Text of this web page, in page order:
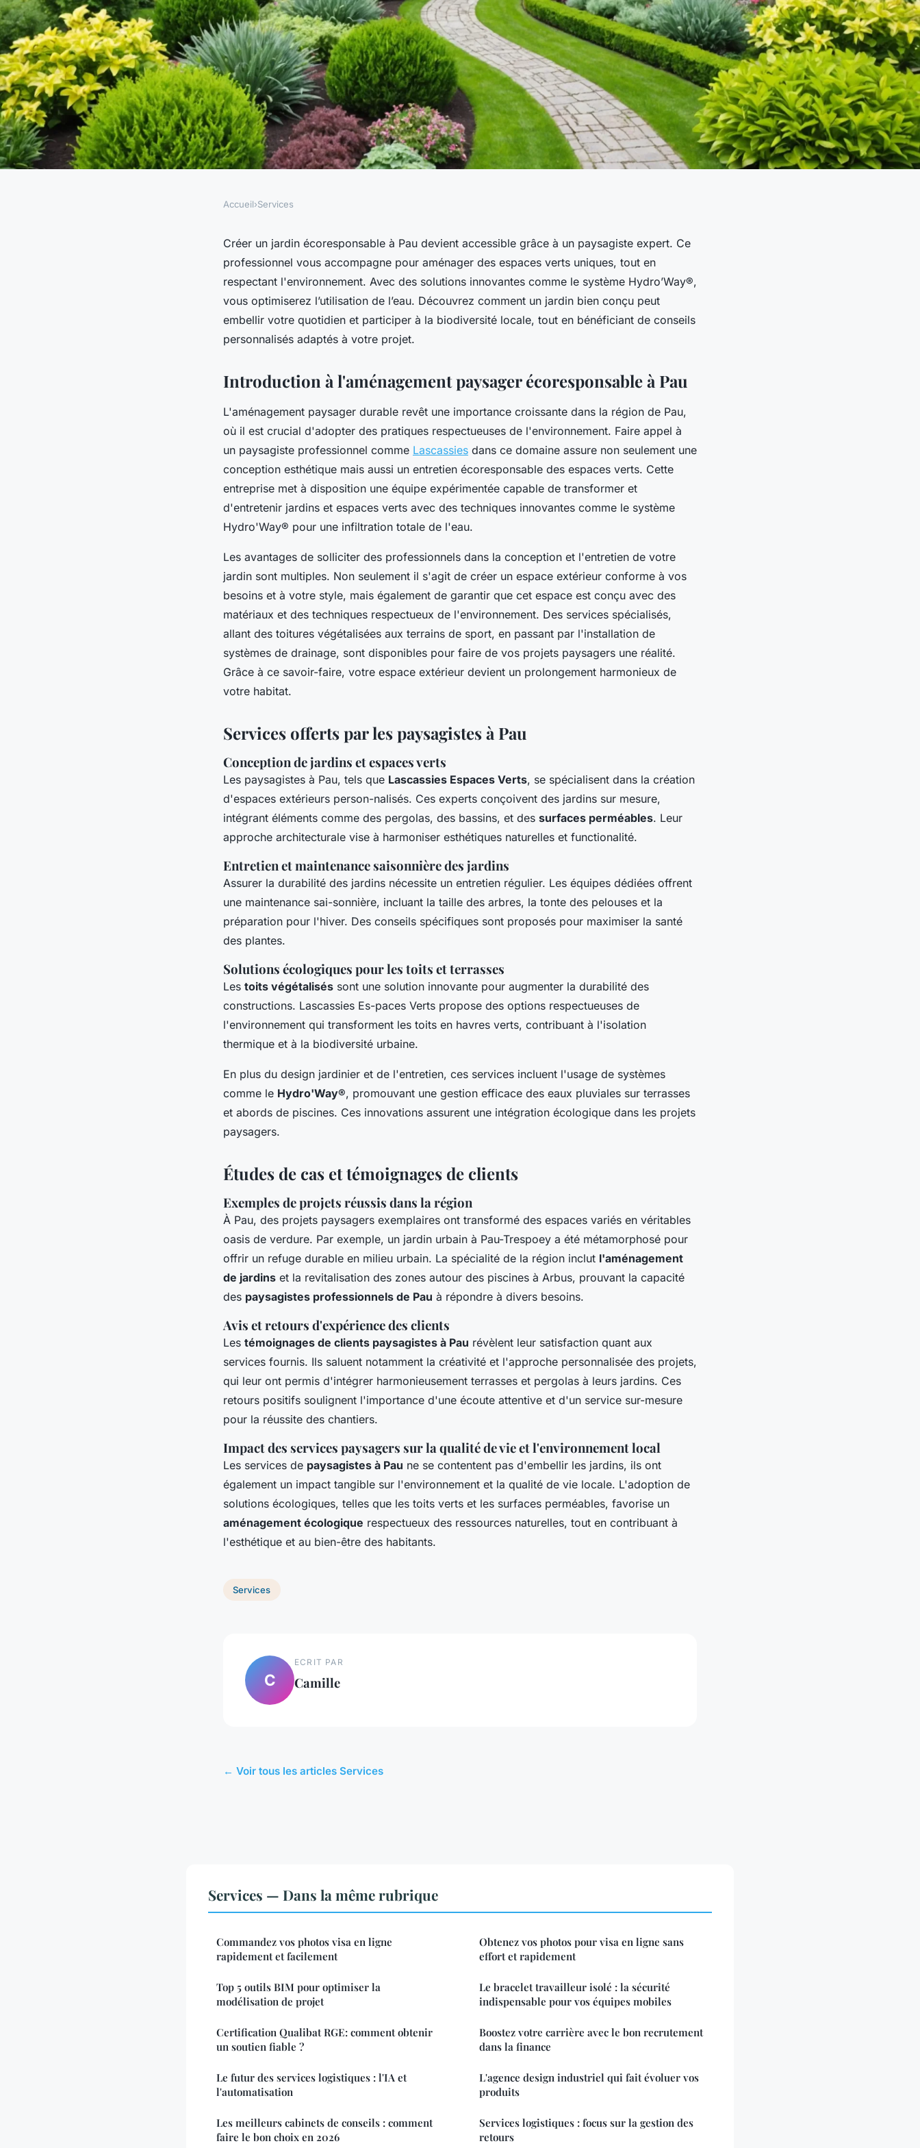
Votre jardin écoresponsable avec un
paysagiste à pau
Accueil›Services
Créer un jardin écoresponsable à Pau devient accessible grâce à un paysagiste expert. Ce
professionnel vous accompagne pour aménager des espaces verts uniques, tout en
respectant l'environnement. Avec des solutions innovantes comme le système Hydro’Way®,
vous optimiserez l’utilisation de l’eau. Découvrez comment un jardin bien conçu peut
embellir votre quotidien et participer à la biodiversité locale, tout en bénéficiant de conseils
personnalisés adaptés à votre projet.
Introduction à l'aménagement paysager écoresponsable à Pau
L'aménagement paysager durable revêt une importance croissante dans la région de Pau,
où il est crucial d'adopter des pratiques respectueuses de l'environnement. Faire appel à
un paysagiste professionnel comme Lascassies dans ce domaine assure non seulement une
conception esthétique mais aussi un entretien écoresponsable des espaces verts. Cette
entreprise met à disposition une équipe expérimentée capable de transformer et
d'entretenir jardins et espaces verts avec des techniques innovantes comme le système
Hydro'Way® pour une infiltration totale de l'eau.
Les avantages de solliciter des professionnels dans la conception et l'entretien de votre
jardin sont multiples. Non seulement il s'agit de créer un espace extérieur conforme à vos
besoins et à votre style, mais également de garantir que cet espace est conçu avec des
matériaux et des techniques respectueux de l'environnement. Des services spécialisés,
allant des toitures végétalisées aux terrains de sport, en passant par l'installation de
systèmes de drainage, sont disponibles pour faire de vos projets paysagers une réalité.
Grâce à ce savoir-faire, votre espace extérieur devient un prolongement harmonieux de
votre habitat.
Services offerts par les paysagistes à Pau
Conception de jardins et espaces verts
Les paysagistes à Pau, tels que Lascassies Espaces Verts, se spécialisent dans la création
d'espaces extérieurs person-nalisés. Ces experts conçoivent des jardins sur mesure,
intégrant éléments comme des pergolas, des bassins, et des surfaces perméables. Leur
approche architecturale vise à harmoniser esthétiques naturelles et functionalité.
Entretien et maintenance saisonnière des jardins
Assurer la durabilité des jardins nécessite un entretien régulier. Les équipes dédiées offrent
une maintenance sai-sonnière, incluant la taille des arbres, la tonte des pelouses et la
préparation pour l'hiver. Des conseils spécifiques sont proposés pour maximiser la santé
des plantes.
Solutions écologiques pour les toits et terrasses
Les toits végétalisés sont une solution innovante pour augmenter la durabilité des
constructions. Lascassies Es-paces Verts propose des options respectueuses de
l'environnement qui transforment les toits en havres verts, contribuant à l'isolation
thermique et à la biodiversité urbaine.
En plus du design jardinier et de l'entretien, ces services incluent l'usage de systèmes
comme le Hydro'Way®, promouvant une gestion efficace des eaux pluviales sur terrasses
et abords de piscines. Ces innovations assurent une intégration écologique dans les projets
paysagers.
Études de cas et témoignages de clients
Exemples de projets réussis dans la région
À Pau, des projets paysagers exemplaires ont transformé des espaces variés en véritables
oasis de verdure. Par exemple, un jardin urbain à Pau-Trespoey a été métamorphosé pour
offrir un refuge durable en milieu urbain. La spécialité de la région inclut l'aménagement
de jardins et la revitalisation des zones autour des piscines à Arbus, prouvant la capacité
des paysagistes professionnels de Pau à répondre à divers besoins.
Avis et retours d'expérience des clients
Les témoignages de clients paysagistes à Pau révèlent leur satisfaction quant aux
services fournis. Ils saluent notamment la créativité et l'approche personnalisée des projets,
qui leur ont permis d'intégrer harmonieusement terrasses et pergolas à leurs jardins. Ces
retours positifs soulignent l'importance d'une écoute attentive et d'un service sur-mesure
pour la réussite des chantiers.
Impact des services paysagers sur la qualité de vie et l'environnement local
Les services de paysagistes à Pau ne se contentent pas d'embellir les jardins, ils ont
également un impact tangible sur l'environnement et la qualité de vie locale. L'adoption de
solutions écologiques, telles que les toits verts et les surfaces perméables, favorise un
aménagement écologique respectueux des ressources naturelles, tout en contribuant à
l'esthétique et au bien-être des habitants.
Services
C
ECRIT PAR
Camille
← Voir tous les articles Services
Services — Dans la même rubrique
Commandez vos photos visa en ligne
rapidement et facilement
Top 5 outils BIM pour optimiser la
modélisation de projet
Certification Qualibat RGE: comment obtenir
un soutien fiable ?
Le futur des services logistiques : l'IA et
l'automatisation
Les meilleurs cabinets de conseils : comment
faire le bon choix en 2026
Obtenez vos photos pour visa en ligne sans
effort et rapidement
Le bracelet travailleur isolé : la sécurité
indispensable pour vos équipes mobiles
Boostez votre carrière avec le bon recrutement
dans la finance
L'agence design industriel qui fait évoluer vos
produits
Services logistiques : focus sur la gestion des
retours